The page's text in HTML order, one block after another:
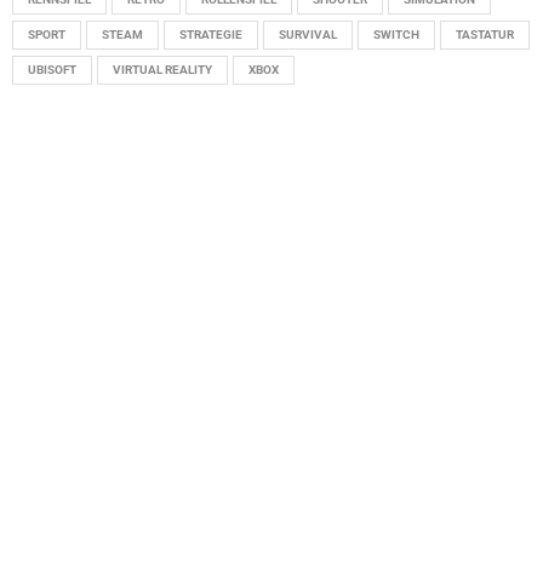
SPORT STEAM STRATEGIE SURVIVAL SWITCH TASTATUR
UBISOFT VIRTUAL REALITY XBOX